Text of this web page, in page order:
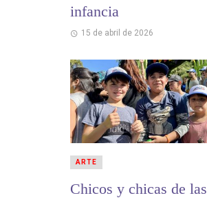
infancia
15 de abril de 2026
Chicos y chicas de las
ARTE